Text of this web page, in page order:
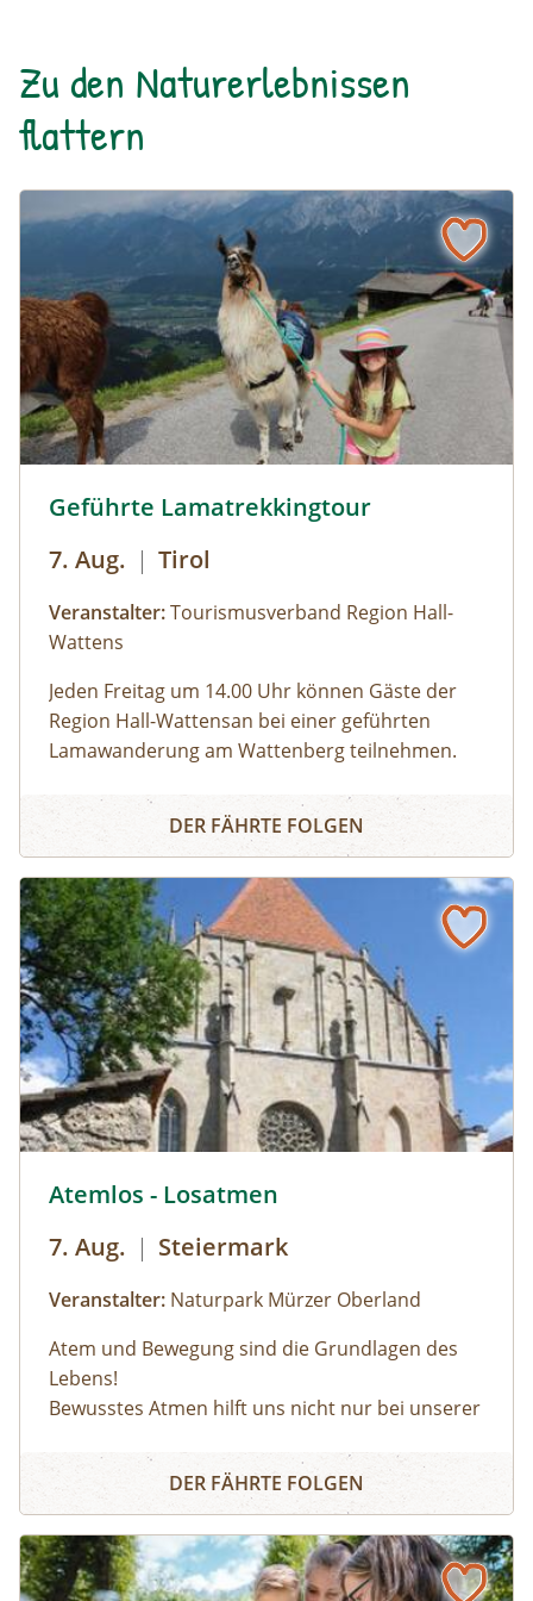
Zu den Naturerlebnissen
flattern
Geführte Lamatrekkingtour
7. Aug. | Tirol
Veranstalter:Tourismusverband Region Hall-
Wattens
Jeden Freitag um 14.00 Uhr können Gäste der
Region Hall-Wattensan bei einer geführten
Lamawanderung am Wattenberg teilnehmen.
Wir gehen auf Tuchfühlung mit den pfiffigen
Wanderkameraden und erkunden gemeinsam
Neues über die freundlichen Paarhufer. Auf geht
´s!
Geführte Lamatrekkingtour
DER FÄHRTE FOLGEN
Atemlos - Losatmen
7. Aug. | Steiermark
Veranstalter: Naturpark Mürzer Oberland
Atem und Bewegung sind die Grundlagen des
Lebens!
Bewusstes Atmen hilft uns nicht nur bei unserer
herausfordernden Situationen oder bei
körperlicher Anstrengung. Wir lernen durch
bewusst zu beeinflussen.
Atemlos - Losatmen
DER FÄHRTE FOLGEN